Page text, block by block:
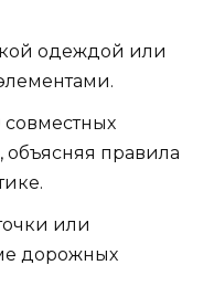
одеждой или
объясняя правила
или
дорожных